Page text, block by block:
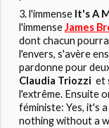
l'immense It's A
l'immenseJames
dont chacun
l'envers, s'avère
pardonne pour
Claudia Triozzi et
l'extrême. Ensuite
féministe: Yes, it's
nothing without a